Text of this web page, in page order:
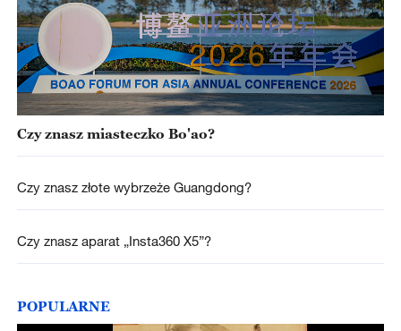
Czy znasz miasteczko Bo'ao?
Czy znasz złote wybrzeże Guangdong?
Czy znasz aparat „Insta360 X5”?
POPULARNE